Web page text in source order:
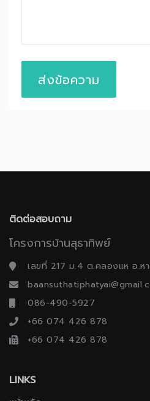
ส่งข้อความ
ติดต่อสอบถาม
โครงการบ้านสุธาทิพย์
เลขที่ 217 ม.4 ต.คลองแห อ.ห
086-490-5927
+66 074 426 878
+66 074 426 878
LINKS